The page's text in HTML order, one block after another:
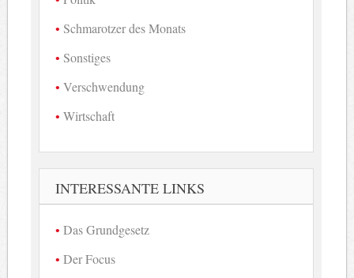
Schmarotzer des Monats
Sonstiges
Verschwendung
Wirtschaft
INTERESSANTE LINKS
Das Grundgesetz
Der Focus